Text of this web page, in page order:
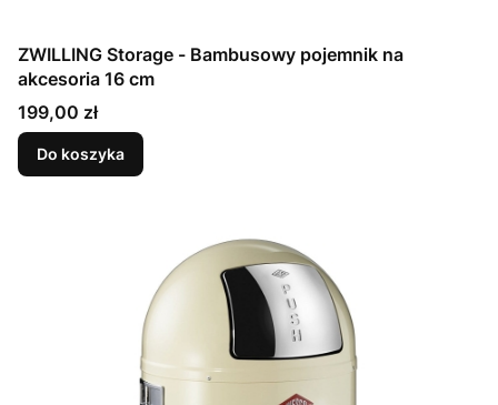
ZWILLING Storage - Bambusowy pojemnik na
akcesoria 16 cm
Cena
199,00 zł
Do koszyka